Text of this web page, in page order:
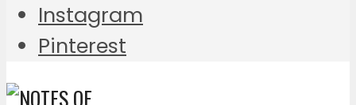
Instagram
Pinterest